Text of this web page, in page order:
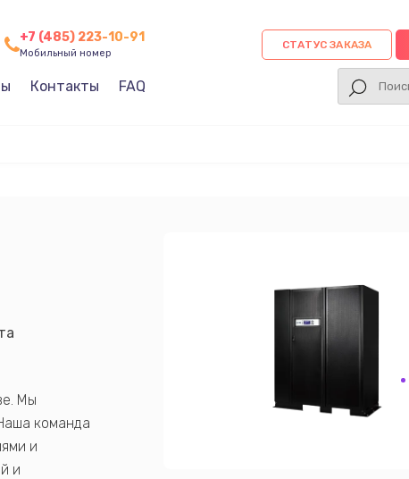
+7 (485) 223-10-91
Мобильный номер
СТАТУС ЗАКАЗА
Контакты FAQ
Мы
команда
и
и